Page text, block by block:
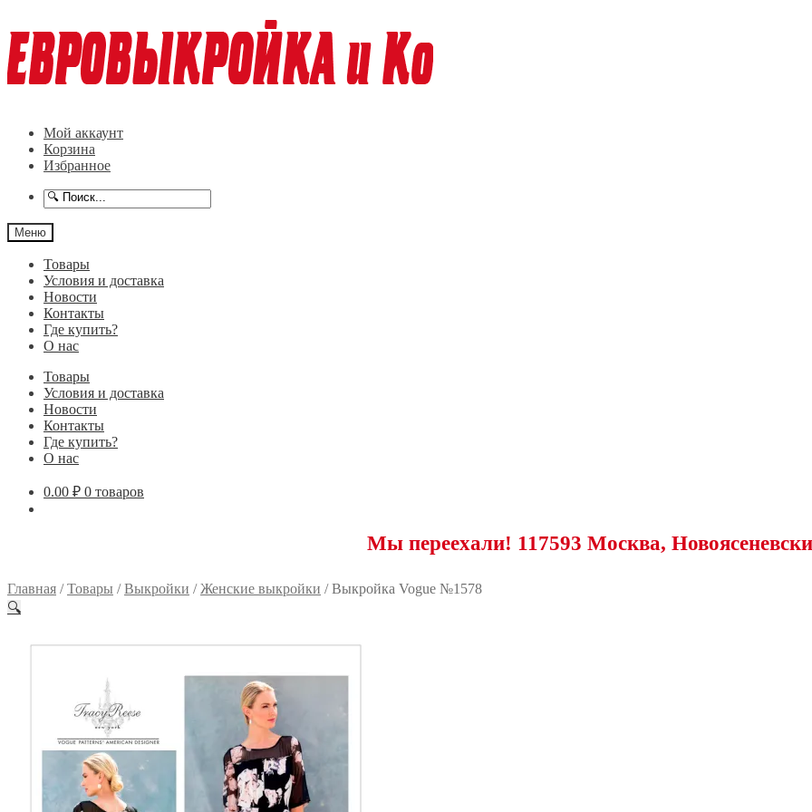
к
навигации
к
содержимому
Мой аккаунт
Корзина
Избранное
Меню
Товары
Условия и доставка
Новости
Контакты
Где купить?
О нас
Товары
Условия и доставка
Новости
Контакты
Где купить?
О нас
0.00 ₽ 0 товаров
Мы переехали! 117593 Москва, Новоясеневский
Главная /Товары /Выкройки /Женские выкройки /Выкройка Vogue №1578
🔍